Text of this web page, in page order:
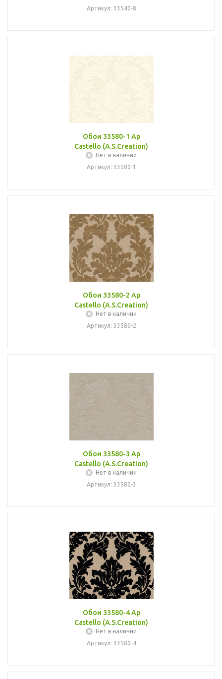
Артикул: 33540-8
Обои 33580-1 Ap
Castello (A.S.Creation)
Нет в наличии
Артикул: 33580-1
Обои 33580-2 Ap
Castello (A.S.Creation)
Нет в наличии
Артикул: 33580-2
Обои 33580-3 Ap
Castello (A.S.Creation)
Нет в наличии
Артикул: 33580-3
Обои 33580-4 Ap
Castello (A.S.Creation)
Нет в наличии
Артикул: 33580-4